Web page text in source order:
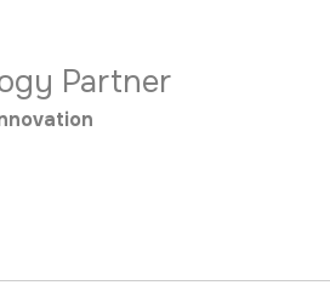
Partner